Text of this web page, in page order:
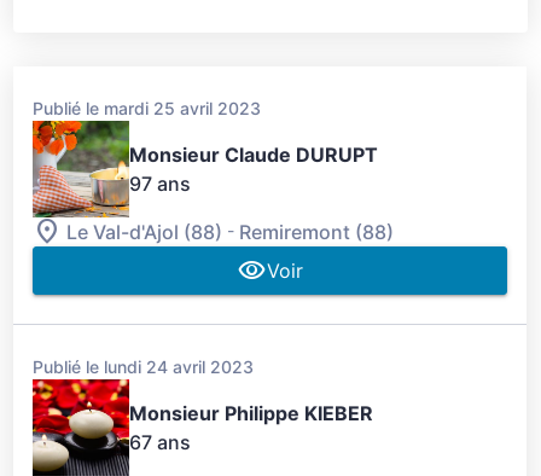
Publié le mardi 25 avril 2023
Monsieur Claude DURUPT
97 ans
Le Val-d'Ajol (88) - Remiremont (88)
Voir
Publié le lundi 24 avril 2023
Monsieur Philippe KIEBER
67 ans